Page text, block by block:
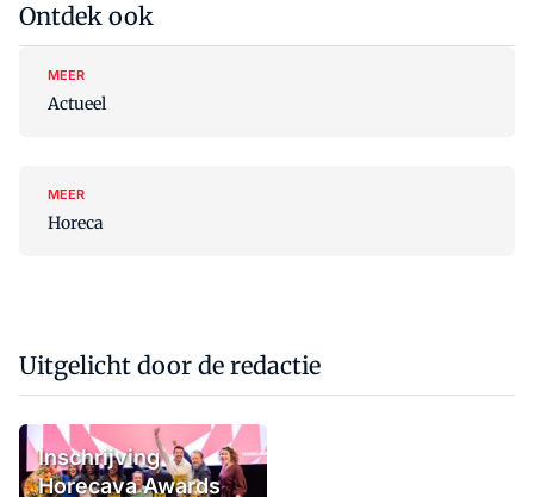
Ontdek ook
MEER
Actueel
MEER
Horeca
Uitgelicht door de redactie
Inschrijving
Horecava Awards